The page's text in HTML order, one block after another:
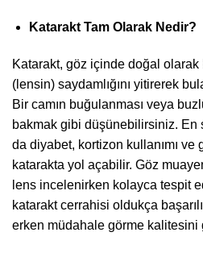
Katarakt Tam Olarak Nedir?
Katarakt, göz içinde doğal
(lensin) saydamlığını yitirerek
Bir camın buğulanması veya
bakmak gibi düşünebilirsiniz. En
da diyabet, kortizon kullanımı ve
katarakta yol açabilir. Göz
lens incelenirken kolayca tespit
katarakt cerrahisi oldukça
erken müdahale görme kalitesini